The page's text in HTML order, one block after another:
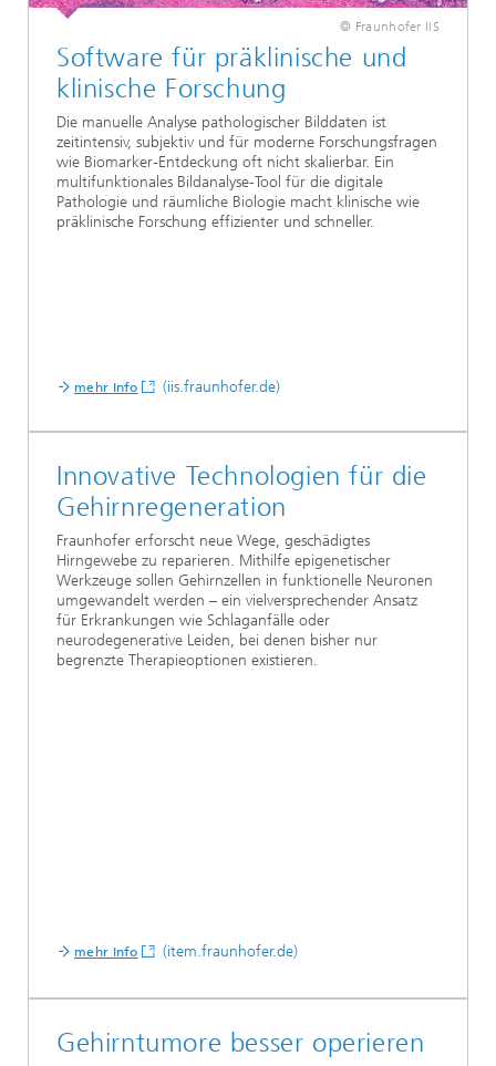
© Fraunhofer IIS
Software für präklinische und
klinische Forschung
Die manuelle Analyse pathologischer Bilddaten ist
zeitintensiv, subjektiv und für moderne Forschungsfragen
wie Biomarker-Entdeckung oft nicht skalierbar. Ein
multifunktionales Bildanalyse-Tool für die digitale
Pathologie und räumliche Biologie macht klinische wie
präklinische Forschung effizienter und schneller.
mehr Info (iis.fraunhofer.de)
Innovative Technologien für die
Gehirnregeneration
Fraunhofer erforscht neue Wege, geschädigtes
Hirngewebe zu reparieren. Mithilfe epigenetischer
Werkzeuge sollen Gehirnzellen in funktionelle Neuronen
umgewandelt werden – ein vielversprechender Ansatz
für Erkrankungen wie Schlaganfälle oder
neurodegenerative Leiden, bei denen bisher nur
begrenzte Therapieoptionen existieren.
mehr Info (item.fraunhofer.de)
Gehirntumore besser operieren